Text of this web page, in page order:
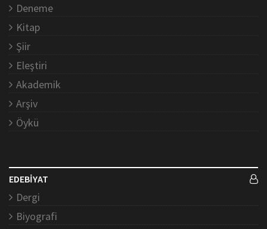
Deneme
Kitap
Şiir
Eleştiri
Akademik
Arşiv
Öykü
EDEBİYAT
Dergi
Biyografi